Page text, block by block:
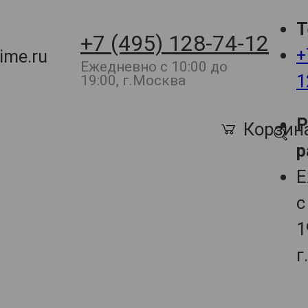
+7 (495) 128-74-12
Ежедневно с 10:00 до
19:00, г.Москва